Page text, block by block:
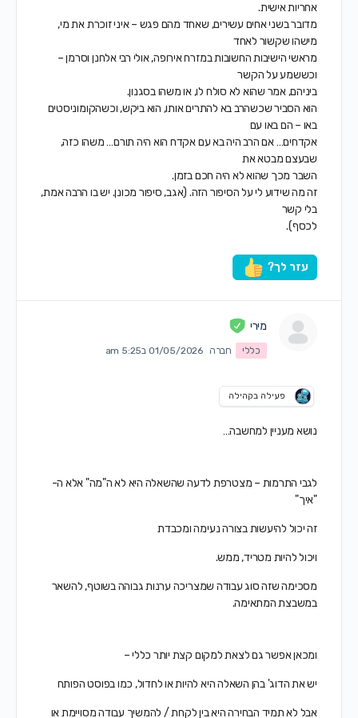
אחריות אישית.
מדובר בשני אחים עשירים, שאחד מהם פגש – איני זוכרת את מי,
מישהו שקשור לאחד
מראשי הישיבות החשובות במזרח אירופה, אולי רבי אלחנן וסרמן –
וכששמע על הקשר
ביניהם, אמר שהוא לא סולח לו, או משהו בסגנון.
הוא הסביר שכשהרב בא להתרים אותו, הוא ביקש, וכשהקומוניסטים
באו – הם באו עם
אקדחים… אם הרב היה בא עם אקדח הוא היה תורם… משהו כזה,
שבעצם מבטא את
השבר מכך שהוא לא היה חכם בזמן.
זה מה שידוע לי על הסיפור הזה. (אגב, סיפור מכונן. יש בו הרבה אמת,
בלי קשר
לכסף).
עזר לך?
מירי
כללי חברה 01/05/2026 ב5:25 am
פעילה בקהילה
נושא מעניין למחשבה…
לגבי התרמות – מצטרפת לדעה שהשאלה היא לא ה"מה" אלא ה-
"איך"
זה יכול להיעשות בצורה נעימה ומכבדת
ויכול להיות מטריד, ממש.
מסכימה שזה סוג עבודה שמצריכה ערנות גבוהה בשוטף, להשאר
במשבצת המתאימה.
ומכאן אפשר גם לצאת למקום קצת יותר כללי –
יש את הדוג' בהן השאלה היא להיות או לחדול, כמו בפוסט הפותח
אבל לא תמיד הבחירה היא בין לקחת / להמשיך עבודה מסויימת או